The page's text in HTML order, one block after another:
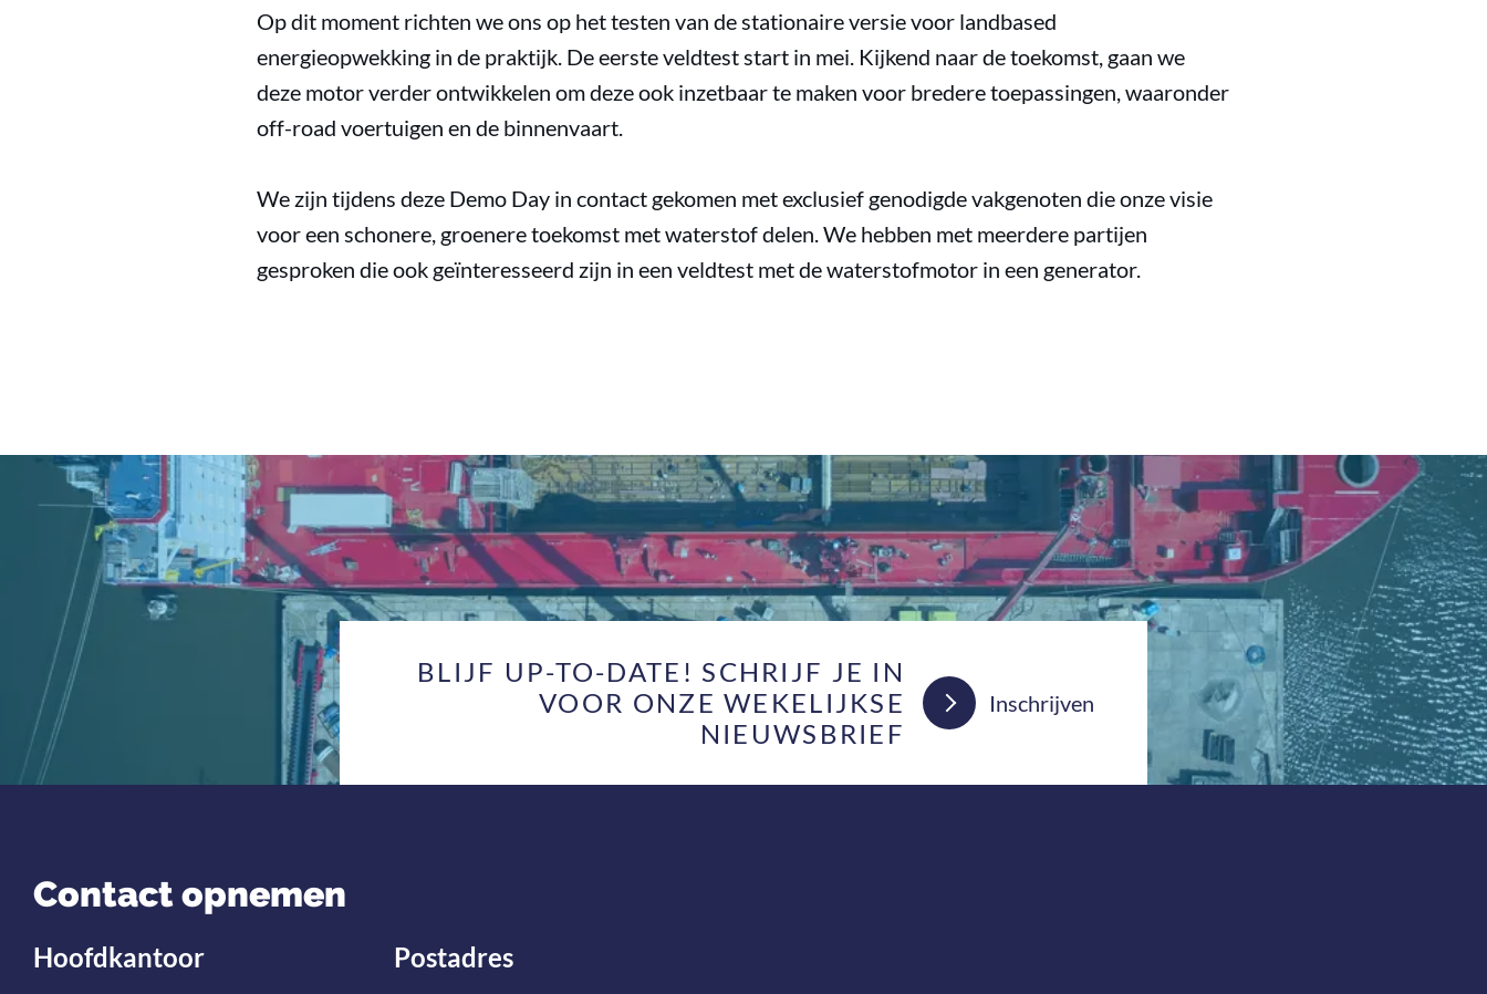
Op dit moment richten we ons op het testen van de stationaire versie voor landbased
energieopwekking in de praktijk. De eerste veldtest start in mei. Kijkend naar de toekomst, gaan we
deze motor verder ontwikkelen om deze ook inzetbaar te maken voor bredere toepassingen, waaronder
off-road voertuigen en de binnenvaart.
We zijn tijdens deze Demo Day in contact gekomen met exclusief genodigde vakgenoten die onze visie
voor een schonere, groenere toekomst met waterstof delen. We hebben met meerdere partijen
gesproken die ook geïnteresseerd zijn in een veldtest met de waterstofmotor in een generator.
BLIJF UP-TO-DATE! SCHRIJF JE IN
VOOR ONZE WEKELIJKSE
NIEUWSBRIEF
Inschrijven
Contact opnemen
Hoofdkantoor Postadres